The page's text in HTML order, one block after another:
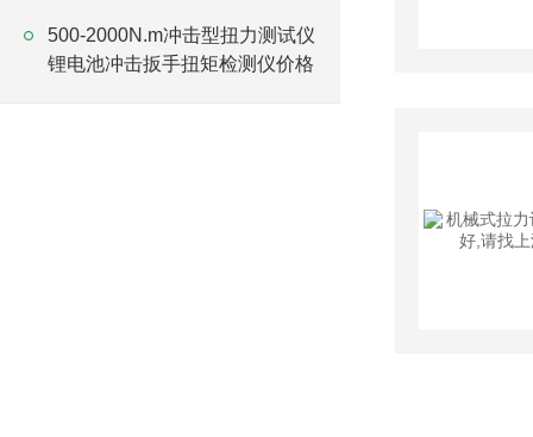
500-2000N.m冲击型扭力测试仪
锂电池冲击扳手扭矩检测仪价格